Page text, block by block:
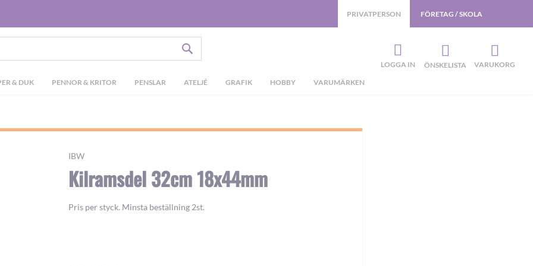
& DUK PENNOR & KRITOR PENSLAR ATELJÉ GRAFIK HOBBY VARUMÄRKEN
PRIVATPERSON FÖRETAG / SKOLA
LOGGA IN ÖNSKELISTA VARUKORG
IBW
Kilramsdel 32cm 18x44mm
Pris per styck. Minsta beställning 2st.